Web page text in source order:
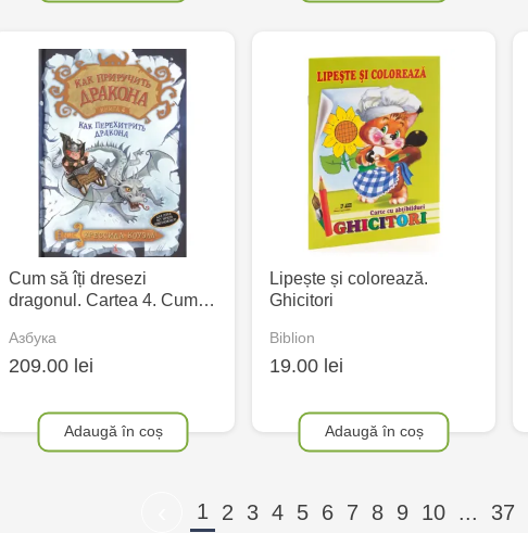
Cum să îți dresezi
dragonul. Cartea 4. Cum…
Азбука
209.00 lei
Adaugă în coș
Lipește și colorează.
Ghicitori
Biblion
19.00 lei
Adaugă în coș
1 2 3 4 5 6 7 8 9 10 ... 37